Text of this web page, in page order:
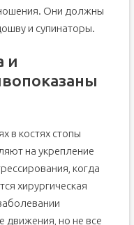
Они должны
и супинаторы.
и
в костях стопы
на укрепление
когда
хирургическая
движения, но не все